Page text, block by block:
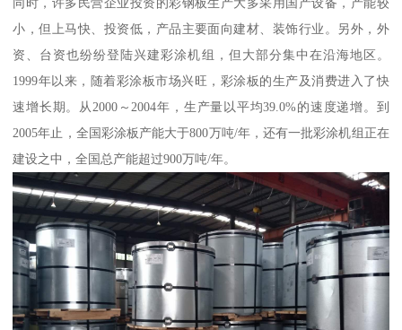
小，但上马快、投资低，产品主要面向建材、装饰行业。另外，外
资、台资也纷纷登陆兴建彩涂机组，但大部分集中在沿海地区。
1999年以来，随着彩涂板市场兴旺，彩涂板的生产及消费进入了快
速增长期。从2000～2004年，生产量以平均39.0%的速度递增。到
2005年止，全国彩涂板产能大于800万吨/年，还有一批彩涂机组正在
建设之中，全国总产能超过900万吨/年。